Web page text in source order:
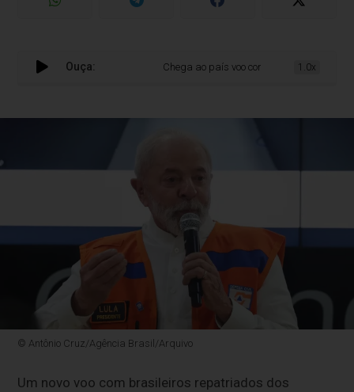
Ouça: Chega ao país voo com brasileiros
1.0x
© Antônio Cruz/Agência Brasil/Arquivo
Um novo voo com brasileiros repatriados dos